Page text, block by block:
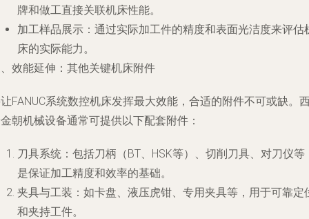
牌和做工直接关联机床性能。
加工样品展示 ：通过实际加工件的精度和表面光洁度来评估
床的实际能力。
效能延伸：其他关键机床附件
FANUC系统数控机床发挥最大效能，合适的附件不可或缺。
朝机械设备通常可提供以下配套附件：
刀具系统 ：包括刀柄（BT、HSK等）、切削刀具、对刀仪等
是保证加工精度和效率的基础。
夹具与工装 ：如卡盘、液压虎钳、专用夹具等，用于可靠定
和夹持工件。